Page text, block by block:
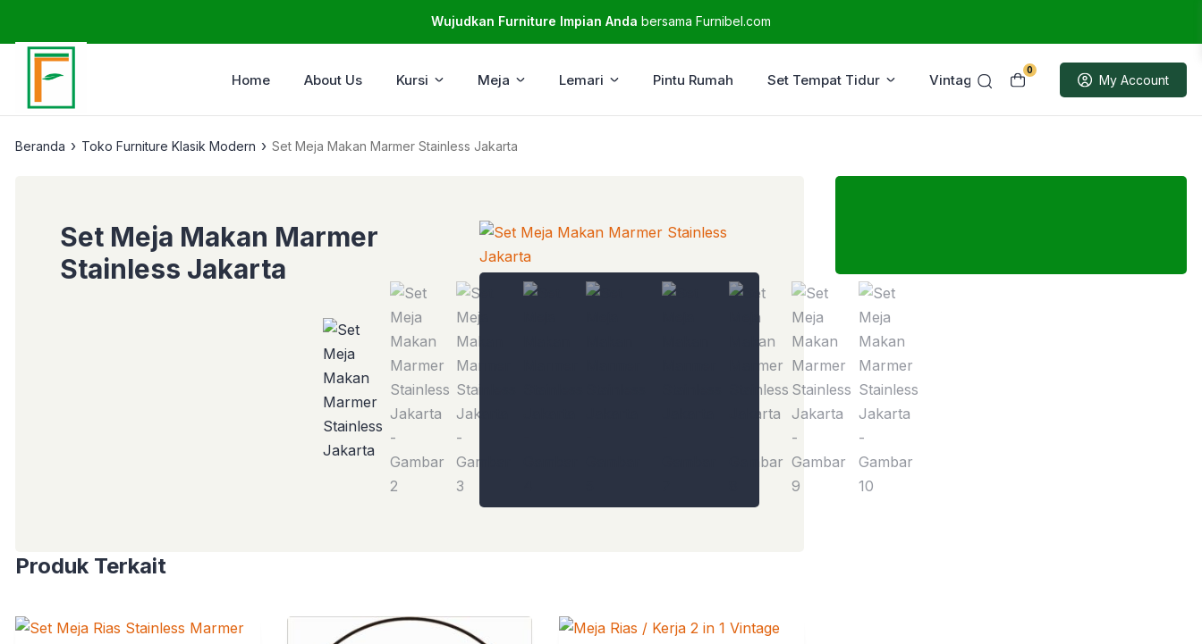
Wujudkan Furniture Impian Anda bersama Furnibel.com
0
My Account
Home About Us Kursi Meja Lemari Pintu Rumah Set Tempat Tidur Vintage Sample
Beranda › Toko Furniture Klasik Modern › Set Meja Makan Marmer Stainless Jakarta
Set Meja Makan Marmer
Stainless Jakarta
Produk Terkait